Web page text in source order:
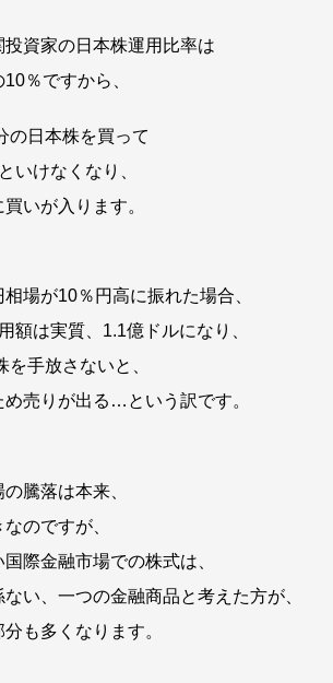
投資家の日本株運用比率は
％ですから、
の日本株を買って
いけなくなり、
いが入ります。
場が10％円高に振れた場合、
額は実質、1.1億ドルになり、
手放さないと、
売りが出る…という訳です。
騰落は本来、
のですが、
際金融市場での株式は、
い、一つの金融商品と考えた方が、
も多くなります。